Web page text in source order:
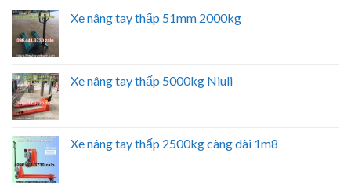
Xe nâng tay thấp 51mm 2000kg
Xe nâng tay thấp 5000kg Niuli
Xe nâng tay thấp 2500kg càng dài 1m8